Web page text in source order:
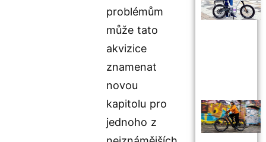
problémům
může tato
akvizice
znamenat
novou
kapitolu pro
jednoho z